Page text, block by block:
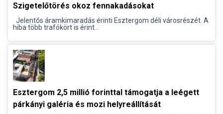
Szigetelőtörés okoz fennakadásokat
Jelentős áramkimaradás érinti Esztergom déli városrészét. A
hiba több trafókört is érint...
Esztergom 2,5 millió forinttal támogatja a leégett
párkányi galéria és mozi helyreállítását